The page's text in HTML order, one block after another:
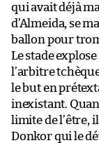
qui avait déjà
d’Almeida, se
ballon pour
Le stade
l’arbitre
le but en
inexistant.
limite de l’être,
Donkor qui le